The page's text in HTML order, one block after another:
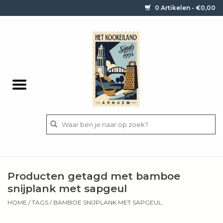
0 Artikelen - €0,00
Bestek
Producten getagd met bamboe
snijplank met sapgeul
HOME /TAGS / BAMBOE SNIJPLANK MET SAPGEUL